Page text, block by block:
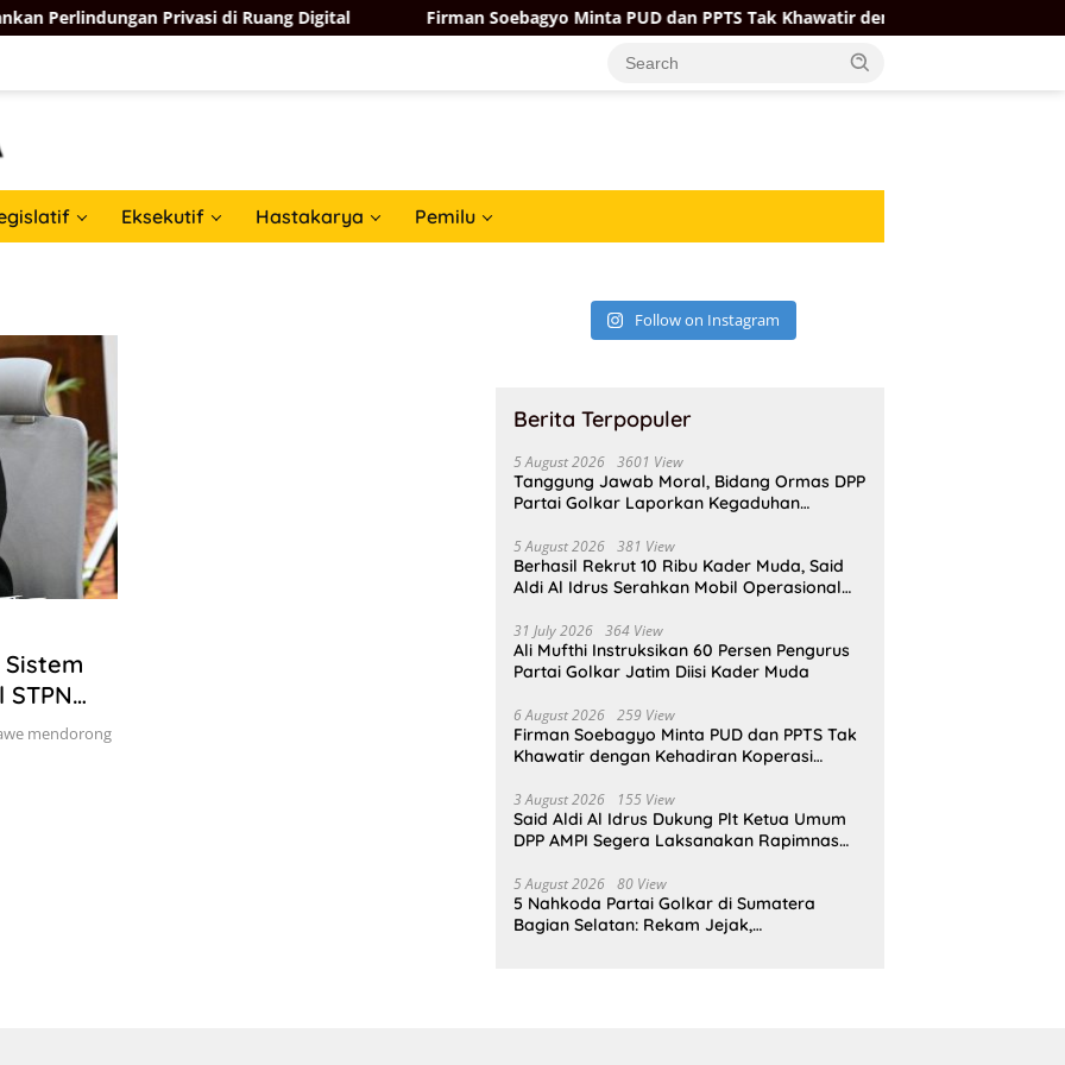
Perlindungan Privasi di Ruang Digital Firman Soebagyo Minta PUD dan PPTS Tak Khawatir dengan Kehadiran
Eksekutif Hastakarya Pemilu
mendorong
Follow on Instagram
Berita Terpopuler
5 August 2026 3601 View
Tanggung Jawab Moral, Bidang Ormas DPP
Partai Golkar Laporkan Kegaduhan
5 August 2026 381 View
Berhasil Rekrut 10 Ribu Kader Muda, Said
Aldi Al Idrus Serahkan Mobil Operasional
31 July 2026 364 View
Ali Mufthi Instruksikan 60 Persen Pengurus
Partai Golkar Jatim Diisi Kader Muda
6 August 2026 259 View
Firman Soebagyo Minta PUD dan PPTS Tak
Khawatir dengan Kehadiran Koperasi
3 August 2026 155 View
Said Aldi Al Idrus Dukung Plt Ketua Umum
DPP AMPI Segera Laksanakan Rapimnas
5 August 2026 80 View
5 Nahkoda Partai Golkar di Sumatera
Bagian Selatan: Rekam Jejak,